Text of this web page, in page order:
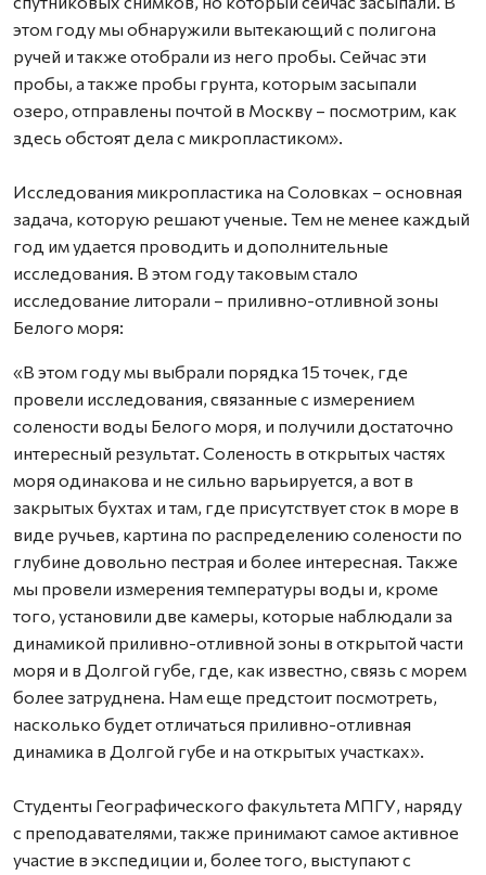
этом году мы обнаружили вытекающий с полигона
ручей и также отобрали из него пробы. Сейчас эти
пробы, а также пробы грунта, которым засыпали
озеро, отправлены почтой в Москву – посмотрим, как
здесь обстоят дела с микропластиком».
Исследования микропластика на Соловках – основная
задача, которую решают ученые. Тем не менее каждый
год им удается проводить и дополнительные
исследования. В этом году таковым стало
исследование литорали – приливно-отливной зоны
Белого моря:
«В этом году мы выбрали порядка 15 точек, где
провели исследования, связанные с измерением
солености воды Белого моря, и получили достаточно
интересный результат. Соленость в открытых частях
моря одинакова и не сильно варьируется, а вот в
закрытых бухтах и там, где присутствует сток в море в
виде ручьев, картина по распределению солености по
глубине довольно пестрая и более интересная. Также
мы провели измерения температуры воды и, кроме
того, установили две камеры, которые наблюдали за
динамикой приливно-отливной зоны в открытой части
моря и в Долгой губе, где, как известно, связь с морем
более затруднена. Нам еще предстоит посмотреть,
насколько будет отличаться приливно-отливная
динамика в Долгой губе и на открытых участках».
Студенты Географического факультета МПГУ, наряду
с преподавателями, также принимают самое активное
участие в экспедиции и, более того, выступают с